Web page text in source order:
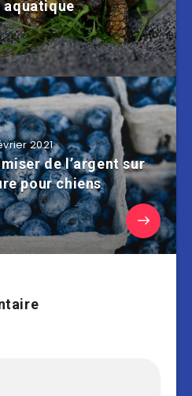
2021
de l’argent sur
pour chiens